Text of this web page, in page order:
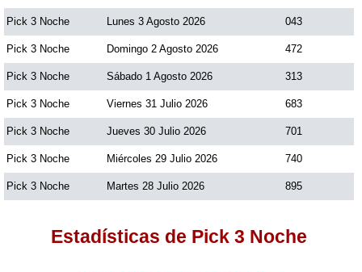
Dorado Mañana
Dorado Tarde
Dorado Noche
Fantástica Día
Fantástica Noche
Pick 3 Noche Lunes 3 Agosto 2026 043
Pick 3 Noche Domingo 2 Agosto 2026 472
Pick 3 Noche Sábado 1 Agosto 2026 313
Pick 3 Noche Viernes 31 Julio 2026 683
Pick 3 Noche Jueves 30 Julio 2026 701
Pick 3 Noche Miércoles 29 Julio 2026 740
Pick 3 Noche Martes 28 Julio 2026 895
Estadísticas de Pick 3 Noche